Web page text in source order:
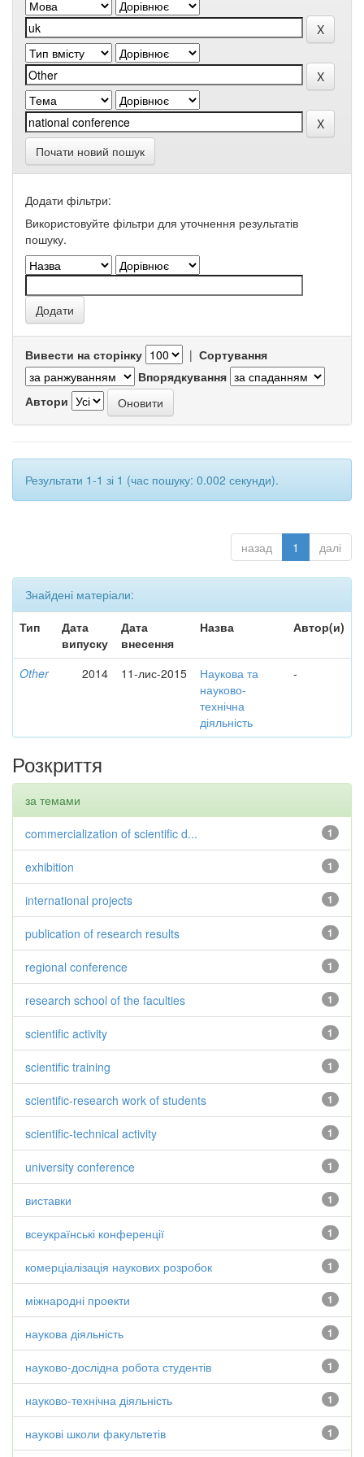
Почати новий пошук
Додати фільтри:
Використовуйте фільтри для уточнення результатів
пошуку.
Вивести на сторінку | Сортування
Впорядкування
Автори
Результати 1-1 зі 1 (час пошуку: 0.002 секунди).
назад 1 далі
Знайдені матеріали:
Тип
Дата
випуску
Дата
внесення
Назва Автор(и)
Other 2014 11-лис-2015
Наукова та
науково-
технічна
діяльність
-
Розкриття
за темами
1
commercialization of scientific d...
1
exhibition
1
international projects
1
publication of research results
1
regional conference
1
research school of the faculties
1
scientific activity
1
scientific training
1
scientific-research work of students
1
scientific-technical activity
1
university conference
1
виставки
1
всеукраїнські конференції
1
комерціалізація наукових розробок
1
міжнародні проекти
1
наукова діяльність
1
науково-дослідна робота студентів
1
науково-технічна діяльність
1
наукові школи факультетів